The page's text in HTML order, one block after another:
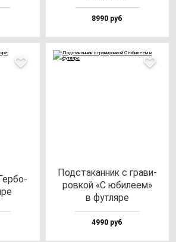
8990 руб
Под­ста­кан­ник с гра­ви­
ров­кой «С юби­ле­ем»
в фут­ля­ре
4990 руб